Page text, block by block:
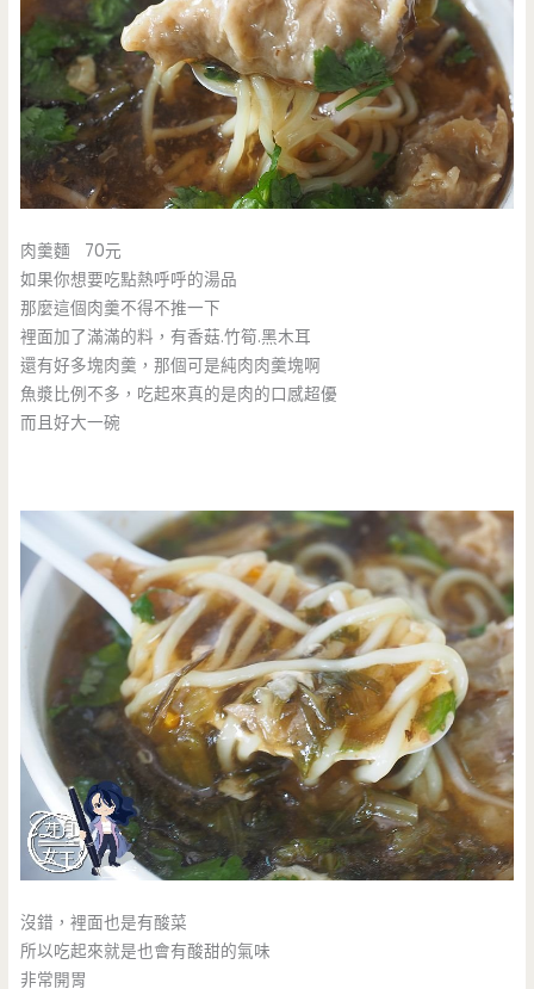
肉羹麵 70元
如果你想要吃點熱呼呼的湯品
那麼這個肉羹不得不推一下
裡面加了滿滿的料，有香菇.竹筍.黑木耳
還有好多塊肉羹，那個可是純肉肉羹塊啊
魚漿比例不多，吃起來真的是肉的口感超優
而且好大一碗
沒錯，裡面也是有酸菜
所以吃起來就是也會有酸甜的氣味
非常開胃